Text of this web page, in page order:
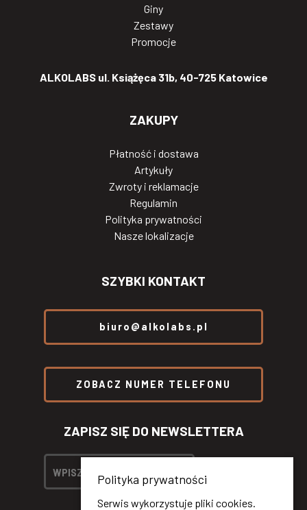
Giny
Zestawy
Promocje
ALKOLABS ul. Książęca 31b, 40-725 Katowice
ZAKUPY
Płatność i dostawa
Artykuły
Zwroty i reklamacje
Regulamin
Polityka prywatności
Nasze lokalizacje
SZYBKI KONTAKT
biuro@alkolabs.pl
ZOBACZ NUMER TELEFONU
ZAPISZ SIĘ DO NEWSLETTERA
Polityka prywatności
Serwis wykorzystuje pliki cookies.